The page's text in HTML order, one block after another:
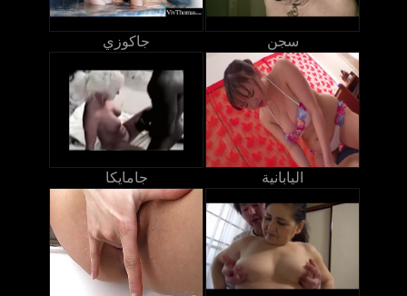
جاكوزي سجن
جامايكا اليابانية